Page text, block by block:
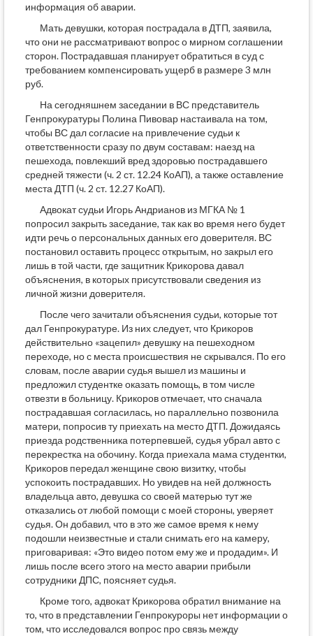
информация об аварии.
Мать девушки, которая пострадала в ДТП, заявила,
что они не рассматривают вопрос о мирном соглашении
сторон. Пострадавшая планирует обратиться в суд с
требованием компенсировать ущерб в размере 3 млн
руб.
На сегодняшнем заседании в ВС представитель
Генпрокуратуры Полина Пивовар настаивала на том,
чтобы ВС дал согласие на привлечение судьи к
ответственности сразу по двум составам: наезд на
пешехода, повлекший вред здоровью пострадавшего
средней тяжести (ч. 2 ст. 12.24 КоАП), а также оставление
места ДТП (ч. 2 ст. 12.27 КоАП).
Адвокат судьи Игорь Андрианов из МГКА № 1
попросил закрыть заседание, так как во время него будет
идти речь о персональных данных его доверителя. ВС
постановил оставить процесс открытым, но закрыл его
лишь в той части, где защитник Крикорова давал
объяснения, в которых присутствовали сведения из
личной жизни доверителя.
После чего зачитали объяснения судьи, которые тот
дал Генпрокуратуре. Из них следует, что Крикоров
действительно «зацепил» девушку на пешеходном
переходе, но с места происшествия не скрывался. По его
словам, после аварии судья вышел из машины и
предложил студентке оказать помощь, в том числе
отвезти в больницу. Крикоров отмечает, что сначала
пострадавшая согласилась, но параллельно позвонила
матери, попросив ту приехать на место ДТП. Дожидаясь
приезда родственника потерпевшей, судья убрал авто с
перекрестка на обочину. Когда приехала мама студентки,
Крикоров передал женщине свою визитку, чтобы
успокоить пострадавших. Но увидев на ней должность
владельца авто, девушка со своей матерью тут же
отказались от любой помощи с моей стороны, уверяет
судья. Он добавил, что в это же самое время к нему
подошли неизвестные и стали снимать его на камеру,
приговаривая: «Это видео потом ему же и продадим». И
лишь после всего этого на место аварии прибыли
сотрудники ДПС, поясняет судья.
Кроме того, адвокат Крикорова обратил внимание на
то, что в представлении Генпрокуроры нет информации о
том, что исследовался вопрос про связь между